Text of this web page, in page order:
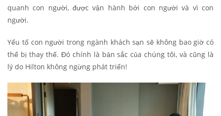
quanh con người, được vận hành bởi con người và vì con
người.
Yếu tố con người trong ngành khách sạn sẽ không bao giờ có
thể bị thay thế. Đó chính là bản sắc của chúng tôi, và cũng là
lý do Hilton không ngừng phát triển!